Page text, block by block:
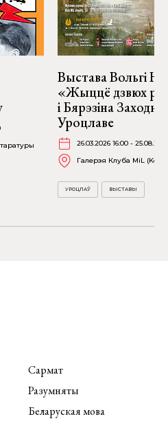
Выстава Вольгі
«Жыццё дзвюх
і Бярэзіна
Уроцлаве
26.03.2026 16:00 -
Галерэя Клуба MiL
УРОЦЛАЎ ВЫСТАВЫ
Сармат
Разумняты
Беларуская мова